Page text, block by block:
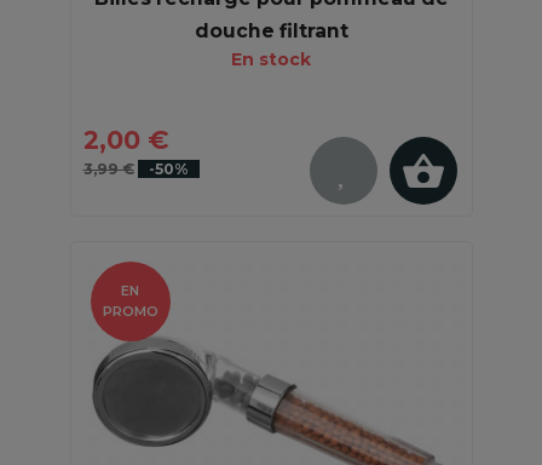
douche filtrant
En stock
2,00 €
3,99 € -50%
EN
PROMO